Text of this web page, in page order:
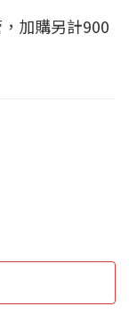
加購另計900